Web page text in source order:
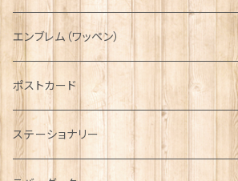
国旗＆紋章
音楽＆楽器
運動＆人物
シンボル
AIRFORCE
ARMY
エンブレム（ワッペン）
ポストカード
ステーショナリー